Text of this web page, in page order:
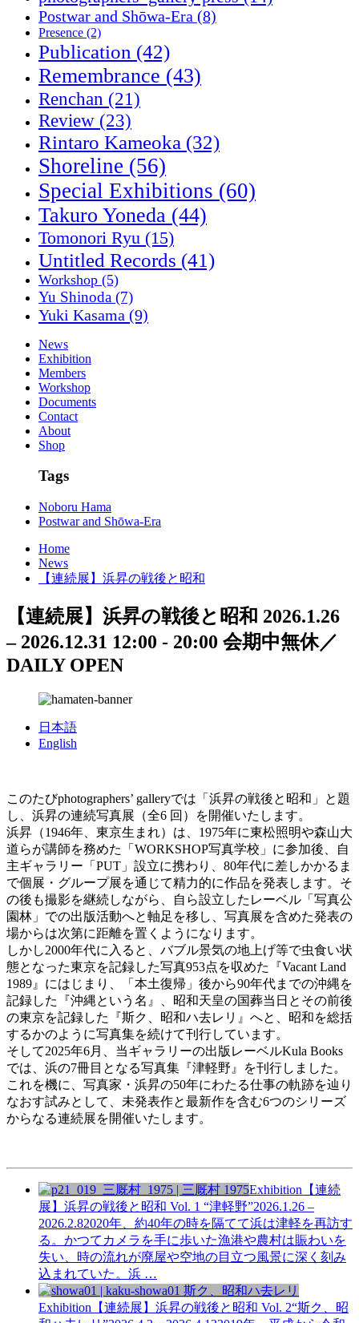
Postwar and Shōwa-Era (8)
Presence (2)
Publication (42)
Remembrance (43)
Renchan (21)
Review (23)
Rintaro Kameoka (32)
Shoreline (56)
Special Exhibitions (60)
Takuro Yoneda (44)
Tomonori Ryu (15)
Untitled Records (41)
Workshop (5)
Yu Shinoda (7)
Yuki Kasama (9)
News
Exhibition
Members
Workshop
Documents
Contact
About
Shop
Tags
Noboru Hama
Postwar and Shōwa-Era
Home
News
【連続展】浜昇の戦後と昭和
【連続展】浜昇の戦後と昭和 2026.1.26
– 2026.12.31 12:00 - 20:00 会期中無休／
DAILY OPEN
日本語
English
このたびphotographers’ galleryでは「浜昇の戦後と昭和」と題
し、浜昇の連続写真展（全6 回）を開催いたします。
浜昇（1946年、東京生まれ）は、1975年に東松照明や森山大
道らが講師を務めた「WORKSHOP写真学校」に参加後、自
主ギャラリー「PUT」設立に携わり、80年代に差しかかるま
で個展・グループ展を通じて精力的に作品を発表します。そ
の後も撮影を継続しながら、自ら設立したレーベル「写真公
園林」での出版活動へと軸足を移し、写真展を含めた発表の
場からは次第に距離を置くようになります。
しかし2000年代に入ると、バブル景気の地上げ等で虫食い状
態となった東京を記録した写真953点を収めた『Vacant Land
1989』にはじまり、「本土復帰」後から90年代までの沖縄を
記録した『沖縄という名』、昭和天皇の国葬当日とその前後
の東京を記録した『斯ク、昭和ハ去レリ』へと、昭和を総括
するかのように写真集を続けて刊行しています。
そして2025年6月、当ギャラリーの出版レーベルKula Books
では、浜の7冊目となる写真集『津軽野』を刊行しました。
これを機に、写真家・浜昇の50年にわたる仕事の軌跡を辿り
なおす試みとして、未発表作と最新作を含む6つのシリーズ
からなる連続展を開催いたします。
Exhibition 【連続
展】浜昇の戦後と昭和 Vol. 1 “津軽野”2026.1.26 –
2026.2.82020年、約40年の時を隔てて浜は津軽を再訪す
る。かつてカメラを手に歩いた漁港や農村は賑わいを
失い、時の流れが廃屋や空地の目立つ風景に深く刻み
込まれていた。浜 …
Exhibition 【連続展】浜昇の戦後と昭和 Vol. 2“斯ク、昭